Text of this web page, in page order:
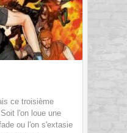
ce troisième
l'on loue une
ou l'on s'extasie